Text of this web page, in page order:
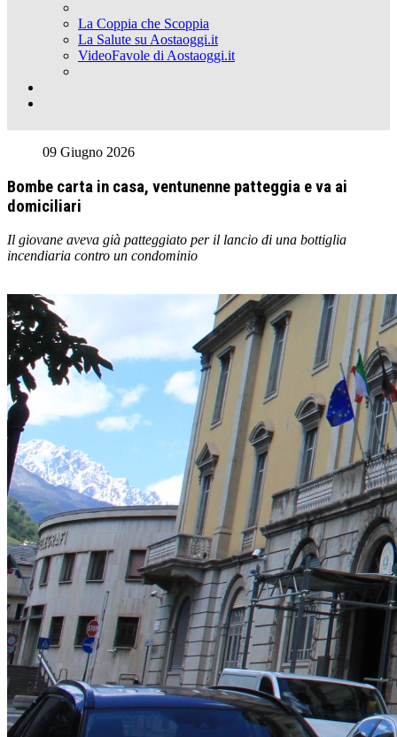
La Coppia che Scoppia
La Salute su Aostaoggi.it
VideoFavole di Aostaoggi.it
09 Giugno 2026
Bombe carta in casa, ventunenne patteggia e va ai
domiciliari
Il giovane aveva già patteggiato per il lancio di una bottiglia
incendiaria contro un condominio